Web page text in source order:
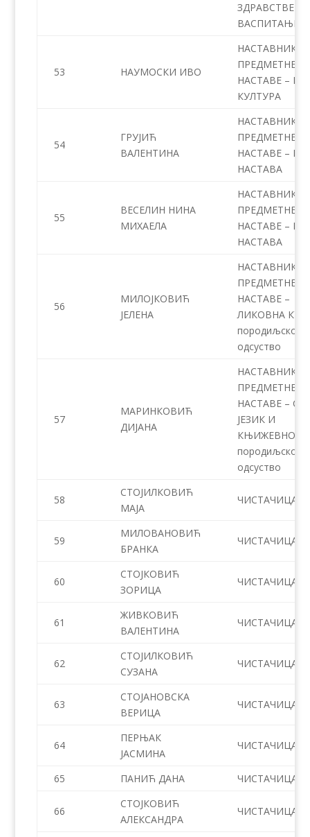
ЗДРАВСТВЕНО
ВАСПИТАЊЕ
53 НАУМОСКИ ИВО
НАСТАВНИК
ПРЕДМЕТНЕ
НАСТАВЕ –
КУЛТУРА
54
ГРУЈИЋ
ВАЛЕНТИНА
НАСТАВНИК
ПРЕДМЕТНЕ
НАСТАВЕ –
НАСТАВА
55
ВЕСЕЛИН НИНА
МИХАЕЛА
НАСТАВНИК
ПРЕДМЕТНЕ
НАСТАВЕ –
НАСТАВА
56
МИЛОЈКОВИЋ
ЈЕЛЕНА
НАСТАВНИК
ПРЕДМЕТНЕ
НАСТАВЕ –
ЛИКОВНА
породиљско
одсуство
57
МАРИНКОВИЋ
ДИЈАНА
НАСТАВНИК
ПРЕДМЕТНЕ
НАСТАВЕ –
ЈЕЗИК И
КЊИЖЕВНОСТ
породиљско
одсуство
58
СТОЈИЛКОВИЋ
МАЈА
ЧИСТАЧИЦА
59
МИЛОВАНОВИЋ
БРАНКА
ЧИСТАЧИЦА
60
СТОЈКОВИЋ
ЗОРИЦА
ЧИСТАЧИЦА
61
ЖИВКОВИЋ
ВАЛЕНТИНА
ЧИСТАЧИЦА
62
СТОЈИЛКОВИЋ
СУЗАНА
ЧИСТАЧИЦА
63
СТОЈАНОВСКА
ВЕРИЦА
ЧИСТАЧИЦА
64
ПЕРЊАК
ЈАСМИНА
ЧИСТАЧИЦА
65 ПАНИЋ ДАНА ЧИСТАЧИЦА
66
СТОЈКОВИЋ
АЛЕКСАНДРА
ЧИСТАЧИЦА